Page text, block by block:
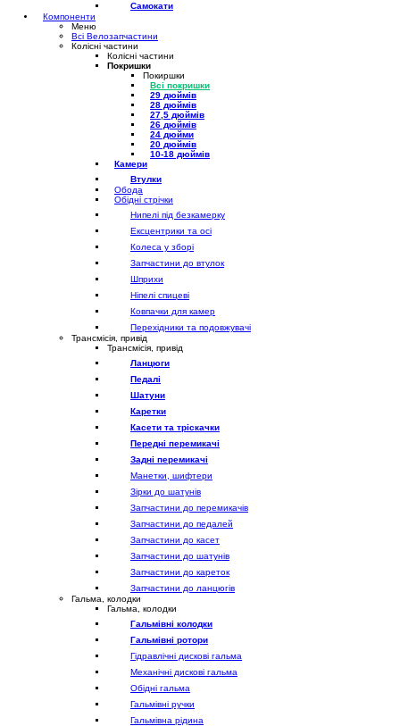
Самокати
Компоненти
Меню
Всі Велозапчастини
Колісні частини
Колісні частини
Покришки
Покиршки
Всі покришки
29 дюймів
28 дюймів
27,5 дюймів
26 дюймів
24 дюйми
20 дюймів
10-18 дюймів
Камери
Втулки
Обода
Обідні стрічки
Нипелі під безкамерку
Ексцентрики та осі
Колеса у зборі
Запчастини до втулок
Шприхи
Ніпелі спицеві
Ковпачки для камер
Перехідники та подовжувачі
Трансмісія, привід
Трансмісія, привід
Ланцюги
Педалі
Шатуни
Каретки
Касети та тріскачки
Передні перемикачі
Задні перемикачі
Манетки, шифтери
Зірки до шатунів
Запчастини до перемикачів
Запчастини до педалей
Запчастини до касет
Запчастини до шатунів
Запчастини до кареток
Запчастини до ланцюгів
Гальма, колодки
Гальма, колодки
Гальмівні колодки
Гальмівні ротори
Гідравлічні дискові гальма
Механічні дискові гальма
Обідні гальма
Гальмівні ручки
Гальмівна рідина